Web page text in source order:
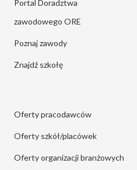
Portal Doradztwa
zawodowego ORE
Poznaj zawody
Znajdź szkołę
Oferty pracodawców
Oferty szkół/placówek
Oferty organizacji branżowych